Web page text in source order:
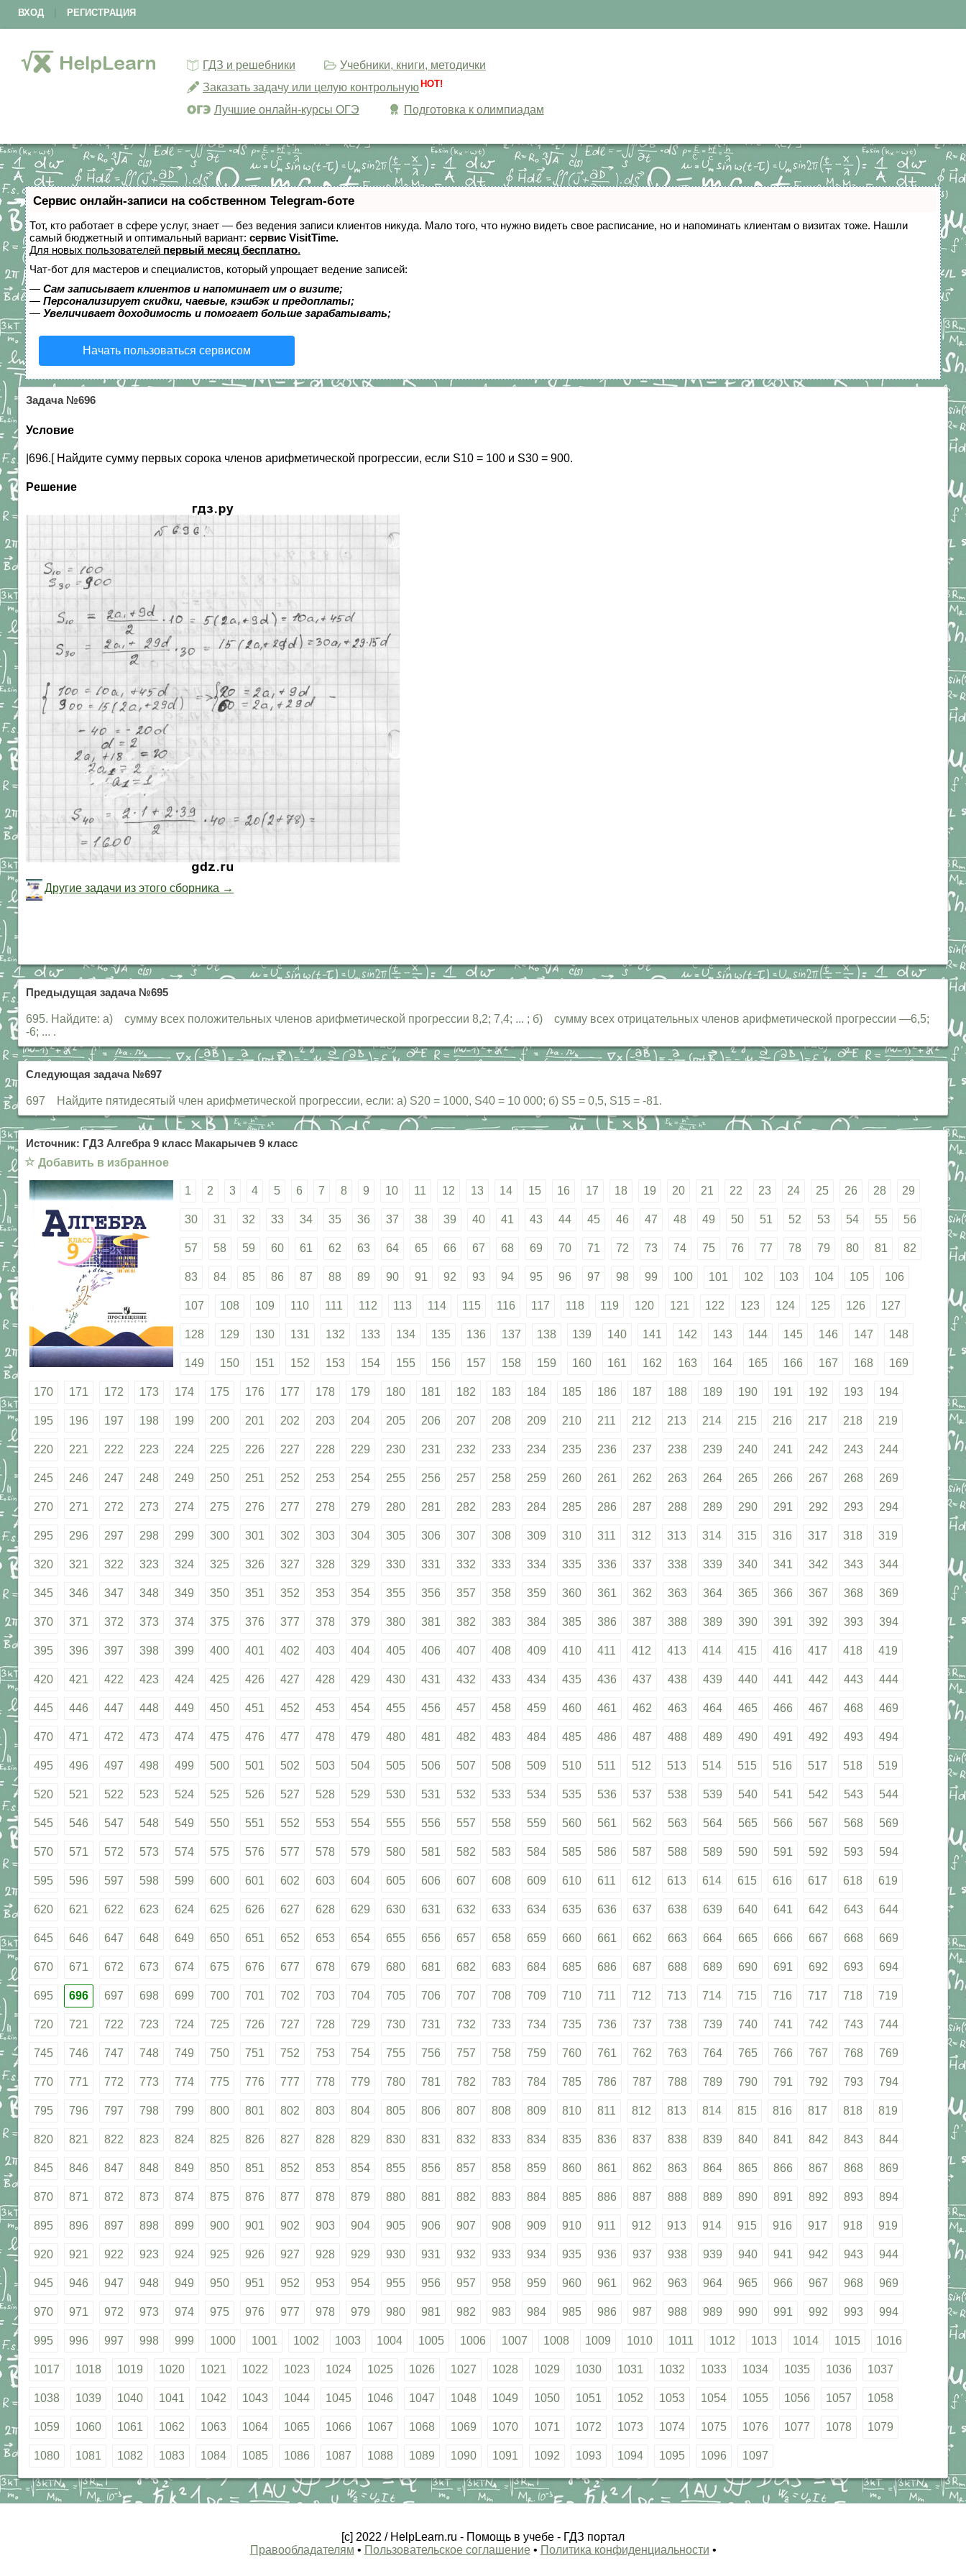
ВХОД РЕГИСТРАЦИЯ
ГДЗ и решебники
Учебники, книги, методички
Заказать задачу или целую контрольную HOT!
Лучшие онлайн-курсы ОГЭ Подготовка к олимпиадам
Сервис онлайн-записи на собственном Telegram-боте
Тот, кто работает в сфере услуг, знает — без ведения записи клиентов никуда. Мало того, что нужно видеть свое расписание, но и напоминать клиентам о визитах тоже. Нашли
самый бюджетный и оптимальный вариант: сервис VisitTime.
Для новых пользователей первый месяц бесплатно.
Чат-бот для мастеров и специалистов, который упрощает ведение записей:
— Сам записывает клиентов и напоминает им о визите;
— Персонализирует скидки, чаевые, кэшбэк и предоплаты;
— Увеличивает доходимость и помогает больше зарабатывать;
Начать пользоваться сервисом
Задача №696
Условие
|696.[ Найдите сумму первых сорока членов арифметической прогрессии, если S10 = 100 и S30 = 900.
Решение
Другие задачи из этого сборника →
Предыдущая задача №695
695. Найдите: а) сумму всех положительных членов арифметической прогрессии 8,2; 7,4; ... ; б) сумму всех отрицательных членов арифметической прогрессии —6,5;
-6; ... .
Следующая задача №697
697 Найдите пятидесятый член арифметической прогрессии, если: a) S20 = 1000, S40 = 10 000; б) S5 = 0,5, S15 = -81.
Источник: ГДЗ Алгебра 9 класс Макарычев 9 класс
☆ Добавить в избранное
1 2 3 4 5 6 7 8 9 10 11 12 13 14 15 16 17 18 19 20 21 22 23 24 25 26 28 29
30 31 32 33 34 35 36 37 38 39 40 41 43 44 45 46 47 48 49 50 51 52 53 54 55 56
57 58 59 60 61 62 63 64 65 66 67 68 69 70 71 72 73 74 75 76 77 78 79 80 81 82
83 84 85 86 87 88 89 90 91 92 93 94 95 96 97 98 99 100 101 102 103 104 105 106
107 108 109 110 111 112 113 114 115 116 117 118 119 120 121 122 123 124 125 126 127
128 129 130 131 132 133 134 135 136 137 138 139 140 141 142 143 144 145 146 147 148
149 150 151 152 153 154 155 156 157 158 159 160 161 162 163 164 165 166 167 168 169
170 171 172 173 174 175 176 177 178 179 180 181 182 183 184 185 186 187 188 189 190 191 192 193 194
195 196 197 198 199 200 201 202 203 204 205 206 207 208 209 210 211 212 213 214 215 216 217 218 219
220 221 222 223 224 225 226 227 228 229 230 231 232 233 234 235 236 237 238 239 240 241 242 243 244
245 246 247 248 249 250 251 252 253 254 255 256 257 258 259 260 261 262 263 264 265 266 267 268 269
270 271 272 273 274 275 276 277 278 279 280 281 282 283 284 285 286 287 288 289 290 291 292 293 294
295 296 297 298 299 300 301 302 303 304 305 306 307 308 309 310 311 312 313 314 315 316 317 318 319
320 321 322 323 324 325 326 327 328 329 330 331 332 333 334 335 336 337 338 339 340 341 342 343 344
345 346 347 348 349 350 351 352 353 354 355 356 357 358 359 360 361 362 363 364 365 366 367 368 369
370 371 372 373 374 375 376 377 378 379 380 381 382 383 384 385 386 387 388 389 390 391 392 393 394
395 396 397 398 399 400 401 402 403 404 405 406 407 408 409 410 411 412 413 414 415 416 417 418 419
420 421 422 423 424 425 426 427 428 429 430 431 432 433 434 435 436 437 438 439 440 441 442 443 444
445 446 447 448 449 450 451 452 453 454 455 456 457 458 459 460 461 462 463 464 465 466 467 468 469
470 471 472 473 474 475 476 477 478 479 480 481 482 483 484 485 486 487 488 489 490 491 492 493 494
495 496 497 498 499 500 501 502 503 504 505 506 507 508 509 510 511 512 513 514 515 516 517 518 519
520 521 522 523 524 525 526 527 528 529 530 531 532 533 534 535 536 537 538 539 540 541 542 543 544
545 546 547 548 549 550 551 552 553 554 555 556 557 558 559 560 561 562 563 564 565 566 567 568 569
570 571 572 573 574 575 576 577 578 579 580 581 582 583 584 585 586 587 588 589 590 591 592 593 594
595 596 597 598 599 600 601 602 603 604 605 606 607 608 609 610 611 612 613 614 615 616 617 618 619
620 621 622 623 624 625 626 627 628 629 630 631 632 633 634 635 636 637 638 639 640 641 642 643 644
645 646 647 648 649 650 651 652 653 654 655 656 657 658 659 660 661 662 663 664 665 666 667 668 669
670 671 672 673 674 675 676 677 678 679 680 681 682 683 684 685 686 687 688 689 690 691 692 693 694
695 696 697 698 699 700 701 702 703 704 705 706 707 708 709 710 711 712 713 714 715 716 717 718 719
720 721 722 723 724 725 726 727 728 729 730 731 732 733 734 735 736 737 738 739 740 741 742 743 744
745 746 747 748 749 750 751 752 753 754 755 756 757 758 759 760 761 762 763 764 765 766 767 768 769
770 771 772 773 774 775 776 777 778 779 780 781 782 783 784 785 786 787 788 789 790 791 792 793 794
795 796 797 798 799 800 801 802 803 804 805 806 807 808 809 810 811 812 813 814 815 816 817 818 819
820 821 822 823 824 825 826 827 828 829 830 831 832 833 834 835 836 837 838 839 840 841 842 843 844
845 846 847 848 849 850 851 852 853 854 855 856 857 858 859 860 861 862 863 864 865 866 867 868 869
870 871 872 873 874 875 876 877 878 879 880 881 882 883 884 885 886 887 888 889 890 891 892 893 894
895 896 897 898 899 900 901 902 903 904 905 906 907 908 909 910 911 912 913 914 915 916 917 918 919
920 921 922 923 924 925 926 927 928 929 930 931 932 933 934 935 936 937 938 939 940 941 942 943 944
945 946 947 948 949 950 951 952 953 954 955 956 957 958 959 960 961 962 963 964 965 966 967 968 969
970 971 972 973 974 975 976 977 978 979 980 981 982 983 984 985 986 987 988 989 990 991 992 993 994
995 996 997 998 999 1000 1001 1002 1003 1004 1005 1006 1007 1008 1009 1010 1011 1012 1013 1014 1015 1016
1017 1018 1019 1020 1021 1022 1023 1024 1025 1026 1027 1028 1029 1030 1031 1032 1033 1034 1035 1036 1037
1038 1039 1040 1041 1042 1043 1044 1045 1046 1047 1048 1049 1050 1051 1052 1053 1054 1055 1056 1057 1058
1059 1060 1061 1062 1063 1064 1065 1066 1067 1068 1069 1070 1071 1072 1073 1074 1075 1076 1077 1078 1079
1080 1081 1082 1083 1084 1085 1086 1087 1088 1089 1090 1091 1092 1093 1094 1095 1096 1097
[c] 2022 / HelpLearn.ru - Помощь в учебе - ГДЗ портал
Правообладателям • Пользовательское соглашение• Политика конфиденциальности •